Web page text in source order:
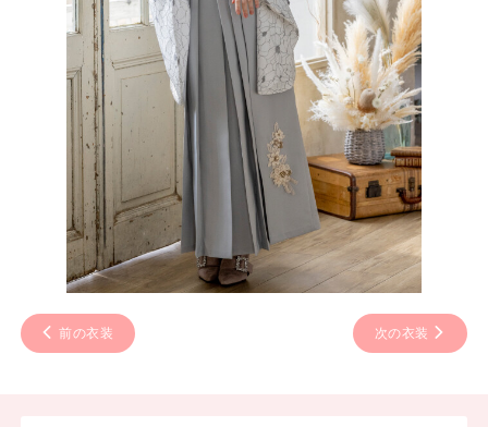
前の衣装 次の衣装